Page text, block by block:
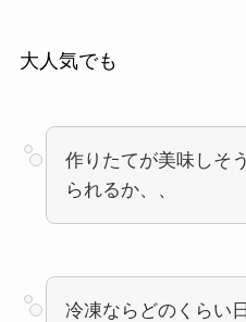
大人気でも
作りたてが美味しそ
られるか、、
冷凍ならどのくらい